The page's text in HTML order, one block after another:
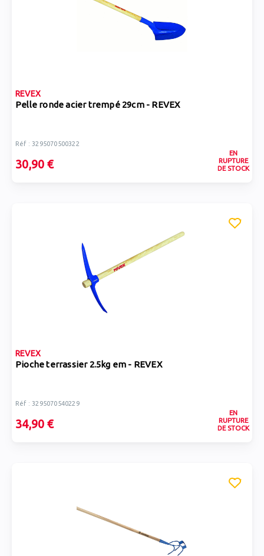
REVEX
Pelle ronde acier trempé 29cm - REVEX
Réf : 3295070500322
30,90 €
EN
RUPTURE
DE STOCK
REVEX
Pioche terrassier 2.5kg em - REVEX
Réf : 3295070540229
34,90 €
EN
RUPTURE
DE STOCK